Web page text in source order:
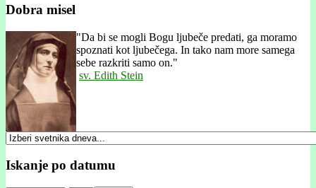
Dobra misel
"Da bi se mogli Bogu ljubeče predati, ga moramo
spoznati kot ljubečega. In tako nam more samega
sebe razkriti samo on."
sv. Edith Stein
Iskanje po datumu